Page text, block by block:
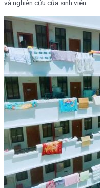
và nghiên cứu của sinh viên.